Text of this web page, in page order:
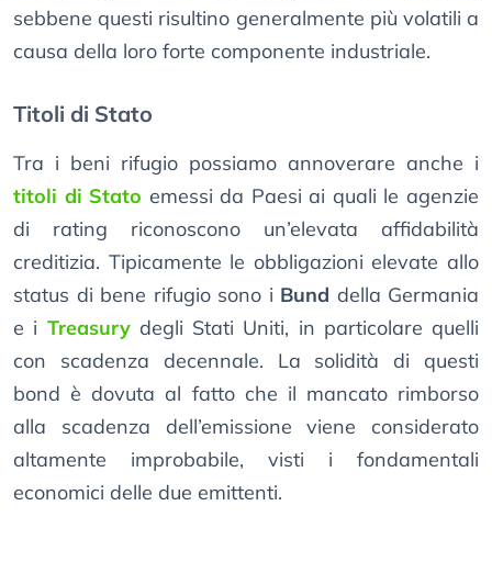
sebbene questi risultino generalmente più volatili a
causa della loro forte componente industriale.
Titoli di Stato
Tra i beni rifugio possiamo annoverare anche i
titoli di Stato emessi da Paesi ai quali le agenzie
di rating riconoscono un’elevata affidabilità
creditizia. Tipicamente le obbligazioni elevate allo
status di bene rifugio sono i Bund della Germania
e i Treasurydegli Stati Uniti, in particolare quelli
con scadenza decennale. La solidità di questi
bond è dovuta al fatto che il mancato rimborso
alla scadenza dell’emissione viene considerato
altamente improbabile, visti i fondamentali
economici delle due emittenti.